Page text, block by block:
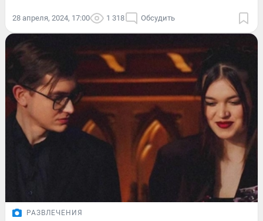
28 апреля, 2024, 17:00 1 318 Обсудить
РАЗВЛЕЧЕНИЯ